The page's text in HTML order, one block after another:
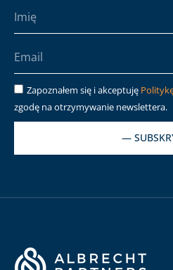
Zapoznałem się i akceptuję
zgodę na otrzymywanie newslettera.
—